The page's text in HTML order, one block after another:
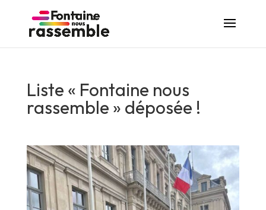
Liste « Fontaine nous
rassemble » déposée !